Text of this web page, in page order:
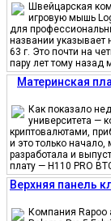
Швейцарская
игровую мышь
для
названии
63 г. Это почти на
пару лет тому назад
Материнская
Как показало
университета —
криптовалютами,
и это только
разработала и
плату — H110 PRO
Верхняя панель
Компания Rapoo